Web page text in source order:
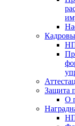
Защита
О